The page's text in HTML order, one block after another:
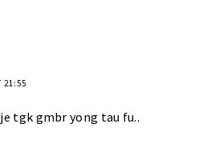
21:55
tgk gmbr yong tau fu..